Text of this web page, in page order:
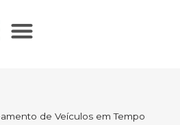
de Veículos em Tempo